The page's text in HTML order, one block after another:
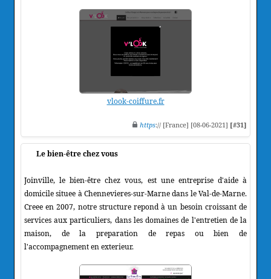
vlook-coiffure.fr
https:// [France] [08-06-2021] [#31]
Le bien-être chez vous
Joinville, le bien-être chez vous, est une entreprise d'aide à
domicile situee à Chennevieres-sur-Marne dans le Val-de-Marne.
Creee en 2007, notre structure repond à un besoin croissant de
services aux particuliers, dans les domaines de l'entretien de la
maison, de la preparation de repas ou bien de
l'accompagnement en exterieur.